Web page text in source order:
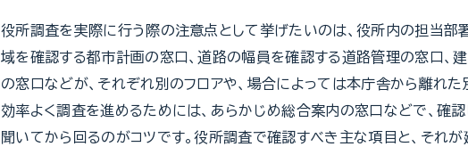
役所調査を実際に行う際の注意点として挙げたいのは、役所内の担当部
域を確認する都市計画の窓口、道路の幅員を確認する道路管理の窓口、
の窓口などが、それぞれ別のフロアや、場合によっては本庁舎から離れた
効率よく調査を進めるためには、あらかじめ総合案内の窓口などで、確
聞いてから回るのがコツです。役所調査で確認すべき主な項目と、それ